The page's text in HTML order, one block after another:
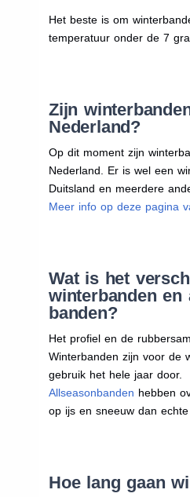
Het beste is om
temperatuur onder de 7
Zijn
Nederland?
Op dit moment zijn
Nederland. Er is wel een
Duitsland en meerdere
Meer info op deze pagina
Wat is het
winterbanden en
banden?
Het profiel en de
Winterbanden zijn voor de
gebruik het hele jaar door.
Allseasonbanden hebben
op ijs en sneeuw dan echte
Hoe lang gaan